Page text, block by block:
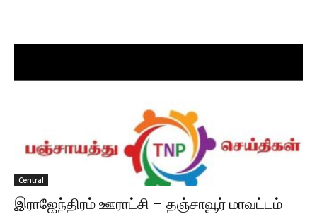
Central
இராஜேந்திரம் ஊராட்சி – தஞ்சாவூர் மாவட்டம்